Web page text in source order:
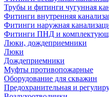
Трубы и фитинги чугунная
Фитинги внутренняя
Фитинги наружная
Фитинги ПНД и
Люки, дождеприемники
Люки
Дождеприемники
Муфты противопожарные
Оборудование для скважин
Предохранительная и